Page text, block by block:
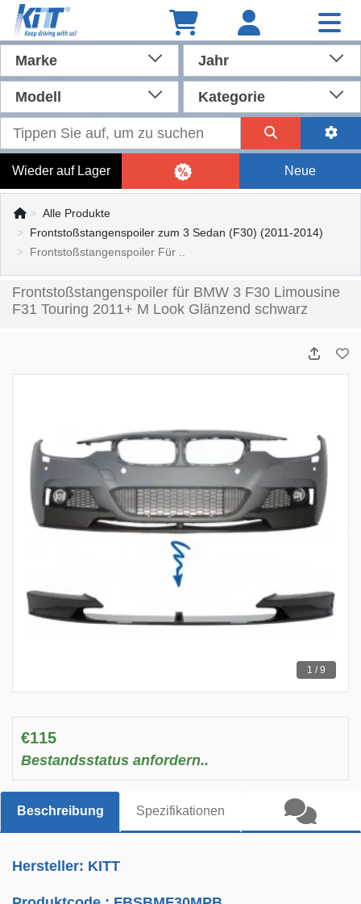
Marke Jahr
Modell Kategorie
Wieder auf Lager Neue
Alle Produkte
Frontstoßstangenspoiler zum 3 Sedan (F30) (2011-2014)
Frontstoßstangenspoiler Für ..
Frontstoßstangenspoiler für BMW 3 F30 Limousine
F31 Touring 2011+ M Look Glänzend schwarz
1 / 9
€115
Bestandsstatus anfordern..
Beschreibung Spezifikationen
Hersteller: KITT